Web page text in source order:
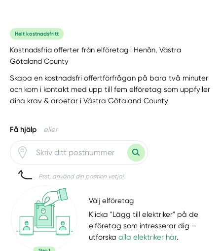
Helt kostnadsfritt
Kostnadsfria offerter från elföretag i Henån, Västra
Götaland County
Skapa en kostnadsfri offertförfrågan på bara två minuter
och kom i kontakt med upp till fem elföretag som uppfyller
dina krav & arbetar i Västra Götaland County
Få hjälp eller
Psst, använd din position vetja!
Välj elföretag
Klicka "Lägg till elektriker" på de
elföretag som intresserar dig –
utforskaalla elektriker här.